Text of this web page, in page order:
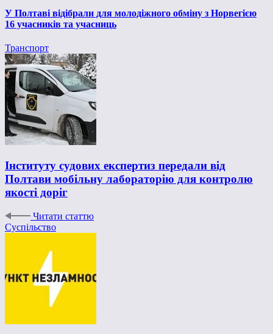
У Полтаві відібрали для молодіжного обміну з Норвегією
16 учасників та учасниць
Транспорт
Інституту судових експертиз передали від
Полтави мобільну лабораторію для контролю
якості доріг
Читати статтю
Суспільство